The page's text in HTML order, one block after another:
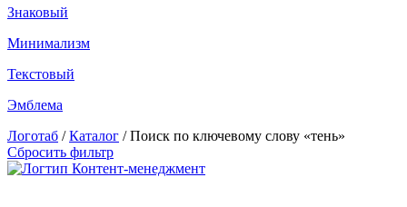
Знаковый
Минимализм
Текстовый
Эмблема
Логотаб /Каталог / Поиск по ключевому слову «тень»
Сбросить фильтр